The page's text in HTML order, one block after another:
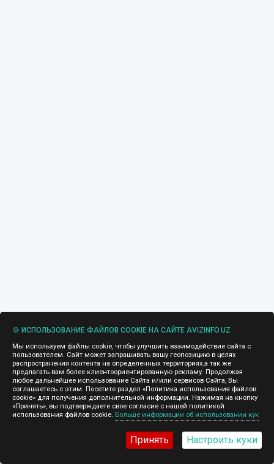
🍪 ИСПОЛЬЗОВАНИЕ ФАЙЛОВ COOKIE НА САЙТЕ AVIZINFO.UZ
Мы используем файлы cookie, чтобы улучшить взаимодействие сайта с
пользователем. Сайт может запрашивать вашу геопозицию в целях
распространения контента на определенных территориях,а так же
предлагать вам более клиентоориентированную рекламу. Продолжая
любое дальнейшее использование Сайта и/или сервисов Сайта, Вы
соглашаетесь с этим. Посетите раздел «Политика использования файлов
cookie» для получения дополнительной информации. Нажимая на кнопку
«Принять», вы подтверждаете свое согласие с нашей политикой
использования файлов cookie. Больше информации об использовании кук
Принять Настроить куки